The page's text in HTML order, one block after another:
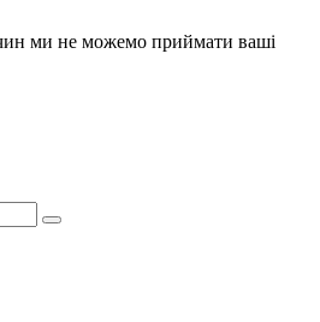
ми не можемо приймати ваші